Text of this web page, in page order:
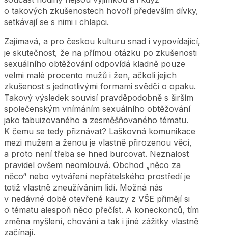
o takových zkušenostech hovoří především dívky,
setkávají se s nimi i chlapci.
Zajímavá, a pro českou kulturu snad i vypovídající,
je skutečnost, že na přímou otázku po zkušenosti
sexuálního obtěžování odpovídá kladně pouze
velmi malé procento mužů i žen, ačkoli jejich
zkušenost s jednotlivými formami svědčí o opaku.
Takový výsledek souvisí pravděpodobně s širším
společenským vnímáním sexuálního obtěžování
jako tabuizovaného a zesměšňovaného tématu.
K čemu se tedy přiznávat? Laškovná komunikace
mezi mužem a ženou je vlastně přirozenou věcí,
a proto není třeba se hned burcovat. Neznalost
pravidel ovšem neomlouvá. Obchod „něco za
něco“ nebo vytváření nepřátelského prostředí je
totiž vlastně zneužíváním lidí. Možná nás
v nedávné době otevřené kauzy z VŠE přimějí si
o tématu alespoň něco přečíst. A koneckonců, tím
změna myšlení, chování a tak i jiné zážitky vlastně
začínají.